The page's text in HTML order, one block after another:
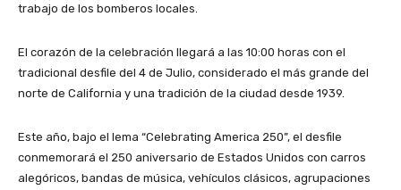
trabajo de los bomberos locales.
El corazón de la celebración llegará a las 10:00 horas con el
tradicional desfile del 4 de Julio, considerado el más grande del
norte de California y una tradición de la ciudad desde 1939.
Este año, bajo el lema “Celebrating America 250”, el desfile
conmemorará el 250 aniversario de Estados Unidos con carros
alegóricos, bandas de música, vehículos clásicos, agrupaciones